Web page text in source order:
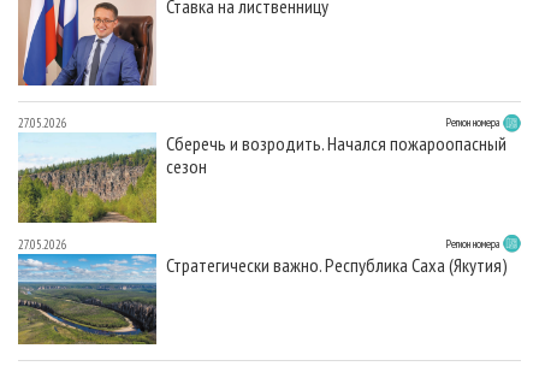
Ставка на лиственницу
27.05.2026 Регион номера
Сберечь и возродить. Начался пожароопасный
сезон
27.05.2026 Регион номера
Стратегически важно. Республика Саха (Якутия)